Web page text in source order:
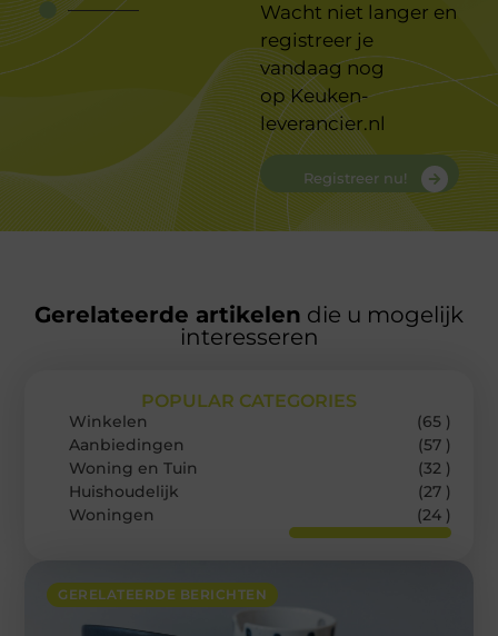
Wacht niet langer en
registreer je
vandaag nog
opKeuken-
leverancier.nl
Registreer nu!
Gerelateerde artikelen die u mogelijk
interesseren
GERELATEERDE BERICHTEN
POPULAR CATEGORIES
Winkelen
(65 )
Aanbiedingen
(57 )
Woning en Tuin
(32 )
Huishoudelijk
(27 )
Woningen
(24 )